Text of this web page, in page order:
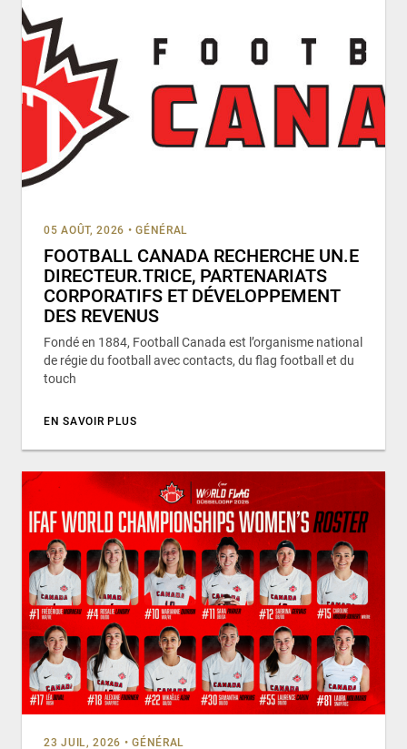
05 AOÛT, 2026 • GÉNÉRAL
FOOTBALL CANADA RECHERCHE UN.E
DIRECTEUR.TRICE, PARTENARIATS
CORPORATIFS ET DÉVELOPPEMENT
DES REVENUS
Fondé en 1884, Football Canada est l’organisme national
de régie du football avec contacts, du flag football et du
touch
EN SAVOIR PLUS
23 JUIL, 2026 • GÉNÉRAL